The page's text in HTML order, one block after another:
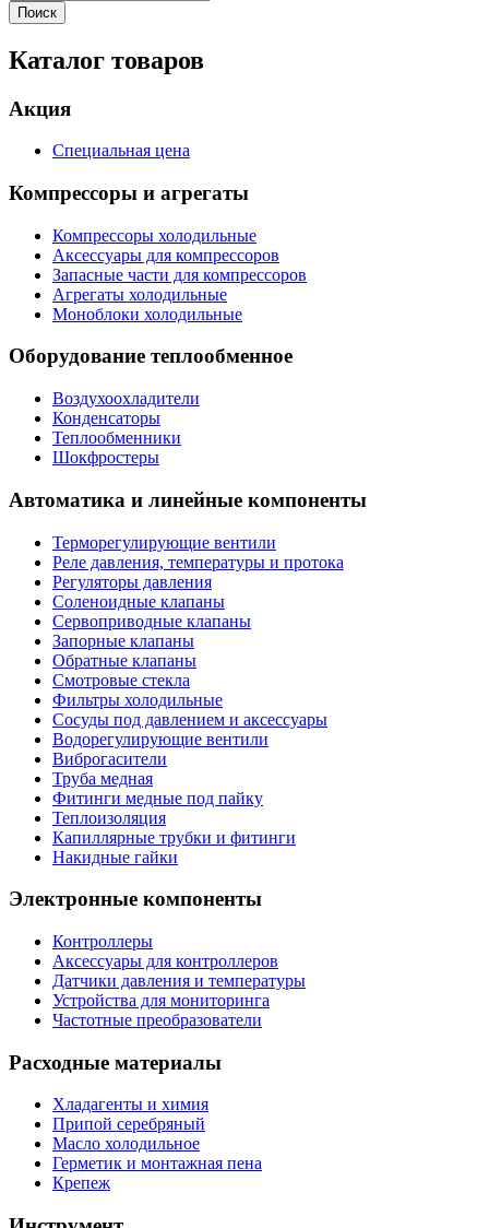
Каталог товаров
Акция
Специальная цена
Компрессоры и агрегаты
Компрессоры холодильные
Аксессуары для компрессоров
Запасные части для компрессоров
Агрегаты холодильные
Моноблоки холодильные
Оборудование теплообменное
Воздухоохладители
Конденсаторы
Теплообменники
Шокфростеры
Автоматика и линейные компоненты
Терморегулирующие вентили
Реле давления, температуры и протока
Регуляторы давления
Соленоидные клапаны
Сервоприводные клапаны
Запорные клапаны
Обратные клапаны
Смотровые стекла
Фильтры холодильные
Сосуды под давлением и аксессуары
Водорегулирующие вентили
Виброгасители
Труба медная
Фитинги медные под пайку
Теплоизоляция
Капиллярные трубки и фитинги
Накидные гайки
Электронные компоненты
Контроллеры
Аксессуары для контроллеров
Датчики давления и температуры
Устройства для мониторинга
Частотные преобразователи
Расходные материалы
Хладагенты и химия
Припой серебряный
Масло холодильное
Герметик и монтажная пена
Крепеж